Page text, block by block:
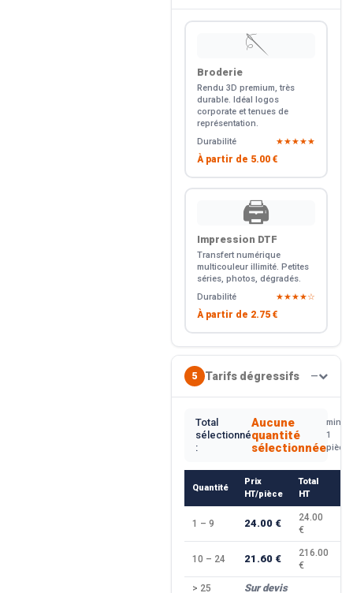
🪡
Broderie
Rendu 3D premium, très
durable. Idéal logos
corporate et tenues de
représentation.
Durabilité
★★★★★
À partir de 5.00 €
🖨️
Impression DTF
Transfert numérique
multicouleur illimité. Petites
séries, photos, dégradés.
Durabilité
★★★★☆
À partir de 2.75 €
5 Tarifs dégressifs —
Total
sélectionné
:
Aucune
quantité
sélectionnée
min.
1
pièce
Quantité
Prix
HT/pièce
Total
HT
1 – 9 24.00 €
24.00
€
10 – 24 21.60 €
216.00
€
> 25 Sur devis